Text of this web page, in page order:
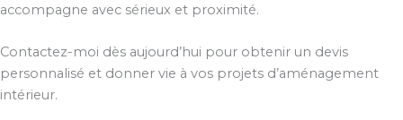
accompagne avec sérieux et proximité.
Contactez-moi dès aujourd’hui pour obtenir un devis
personnalisé et donner vie à vos projets d’aménagement
intérieur.